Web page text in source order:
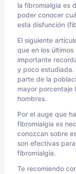
la fibromialgia es
poder conocer
esta disfunción
El siguiente
que en los
importante
y poco estudiada.
parte de la
mayor porcentaje
hombres.
Por el auge que
fibromialgia es
conozcan sobre
son efectivas
fibromialgia.
Te recomiendo